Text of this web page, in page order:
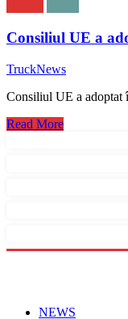
Consiliul UE a
TruckNews
Consiliul UE a adoptat
Read More
NEWS